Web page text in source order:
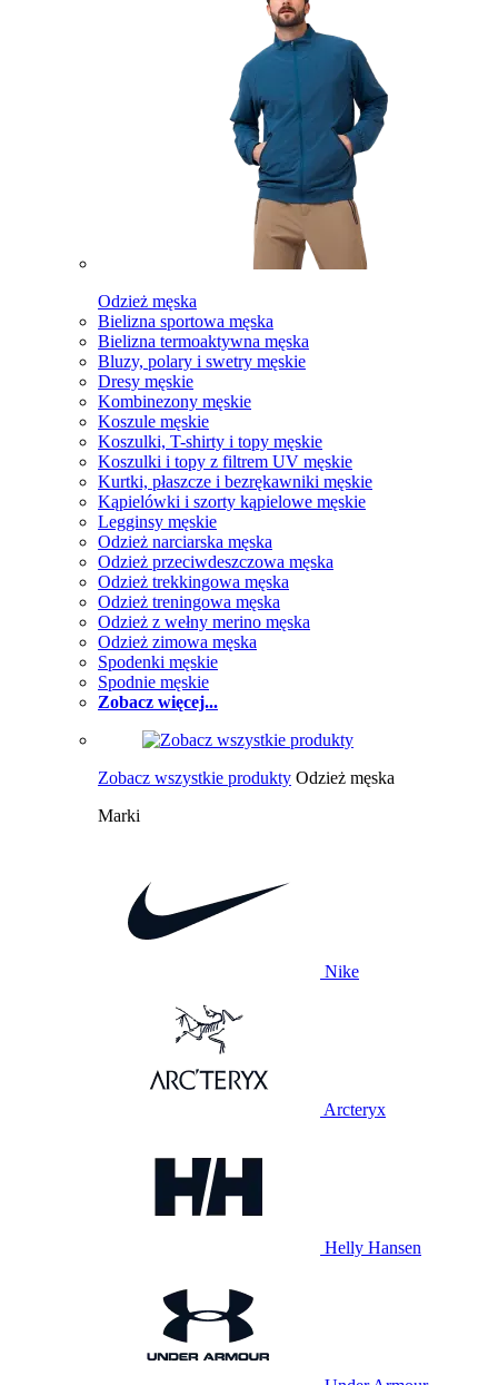
Odzież męska
Bielizna sportowa męska
Bielizna termoaktywna męska
Bluzy, polary i swetry męskie
Dresy męskie
Kombinezony męskie
Koszule męskie
Koszulki, T-shirty i topy męskie
Koszulki i topy z filtrem UV męskie
Kurtki, płaszcze i bezrękawniki męskie
Kąpielówki i szorty kąpielowe męskie
Legginsy męskie
Odzież narciarska męska
Odzież przeciwdeszczowa męska
Odzież trekkingowa męska
Odzież treningowa męska
Odzież z wełny merino męska
Odzież zimowa męska
Spodenki męskie
Spodnie męskie
Zobacz więcej...
Zobacz wszystkie produkty Odzież męska
Marki
Nike
Arcteryx
Helly Hansen